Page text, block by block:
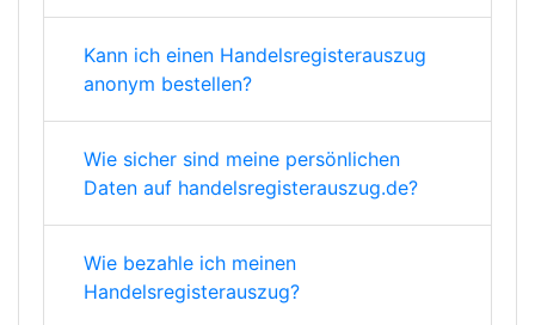
Kann ich einen Handelsregisterauszug
anonym bestellen?
Wie sicher sind meine persönlichen
Daten auf handelsregisterauszug.de?
Wie bezahle ich meinen
Handelsregisterauszug?